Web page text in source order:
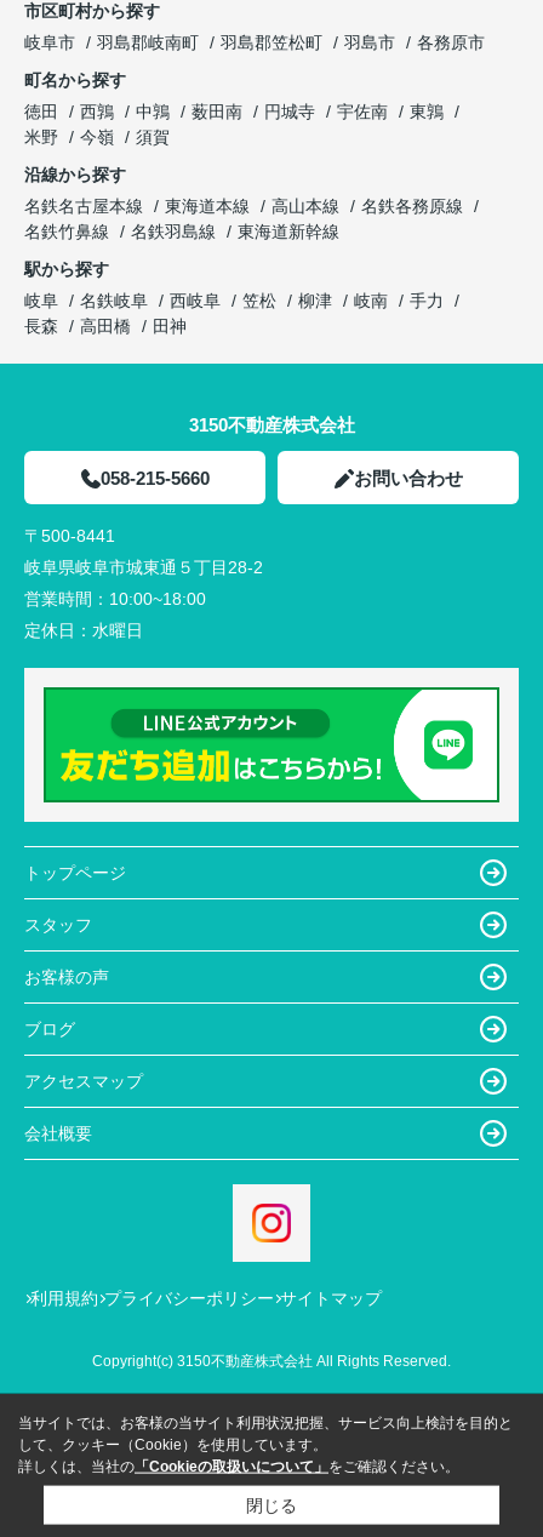
市区町村から探す
岐阜市
羽島郡岐南町 羽島郡笠松町 羽島市
各務原市
町名から探す
徳田
西鶉 中鶉 薮田南 円城寺 宇佐南
東鶉
米野
今嶺
須賀
沿線から探す
名鉄名古屋本線
東海道本線 高山本線
名鉄各務原線
名鉄竹鼻線
名鉄羽島線
東海道新幹線
駅から探す
岐阜
名鉄岐阜 西岐阜 笠松 柳津 岐南
手力
長森
高田橋 田神
3150不動産株式会社
058-215-5660 お問い合わせ
〒500-8441
岐阜県岐阜市城東通５丁目28-2
営業時間： 10:00~18:00
定休日： 水曜日
トップページ
スタッフ
お客様の声
ブログ
アクセスマップ
会社概要
利用規約 プライバシーポリシー サイトマップ
Copyright(c) 3150不動産株式会社 All Rights Reserved.
当サイトでは、お客様の当サイト利用状況把握、サービス向上検討を目的と
して、クッキー（Cookie）を使用しています。
詳しくは、当社の 「Cookieの取扱いについて」 をご確認ください。
閉じる